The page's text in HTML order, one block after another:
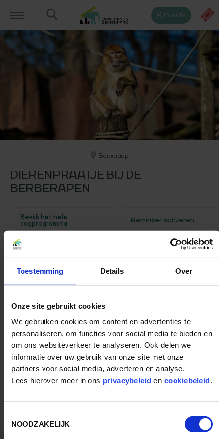
Toestemming Details Over
Onze site gebruikt cookies
We gebruiken cookies om content en advertenties te
personaliseren, om functies voor social media te bieden en
om ons websiteverkeer te analyseren. Ook delen we
informatie over uw gebruik van onze site met onze
partners voor social media, adverteren en analyse.
Lees hierover meer in ons privacybeleid en cookiebeleid
NOODZAKELIJK
Mijn Abo
Berberaap
DIERENPRAATJE BIJ DE
BERBERAPEN
Bekijk het hele
dagprogramma Reminder
Kom jij kijken wat de dierverzorgers vandaag te vertellen
hebben over de berberapen?
Locatie: berberapen
FEESTELIJK
LOCATIES
REFERENTIES
LIGHT NIGHTS ZAKELIJK